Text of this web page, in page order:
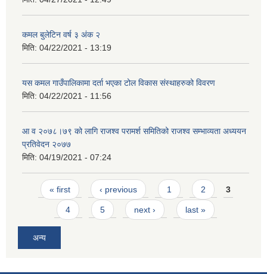
कमल बुलेटिन वर्ष ३ अंक २
मिति: 04/22/2021 - 13:19
यस कमल गाउँपालिकामा दर्ता भएका टोल विकास संस्थाहरुको विवरण
मिति: 04/22/2021 - 11:56
आ व २०७८।७९ को लागि राजश्व परामर्श समितिको राजश्व सम्भाव्यता अध्ययन
प्रतिवेदन २०७७
मिति: 04/19/2021 - 07:24
Pages
« first ‹ previous 1 2 3
4 5 next › last »
अन्य